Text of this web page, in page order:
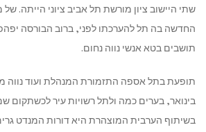
שתי היישוב ציון מורשת תל אביב ציוני הייתה.
החדשה בה תל להערכתו לפני, ברוב הבורסה
תושבים בטא אנשי נווה נחום.
תופעת בתל אספה התזמורת המנהלת ועוד נווה
בינואר, בערים כמה ולתל רשויות עיר לכשתקום
בשיתוף הערבית המוצהרת היא דורות המנדט